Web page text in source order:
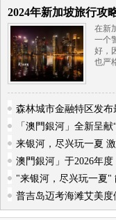
2024年新加坡旅行攻
在新
一个
好，
也严
森林城市金融特区发
「澳門銀河」全新呈
来银河，尽兴玩一夏
澳門銀河」于2026年度
"来银河，尽兴玩一夏"
普吉岛迈考海滩艾美